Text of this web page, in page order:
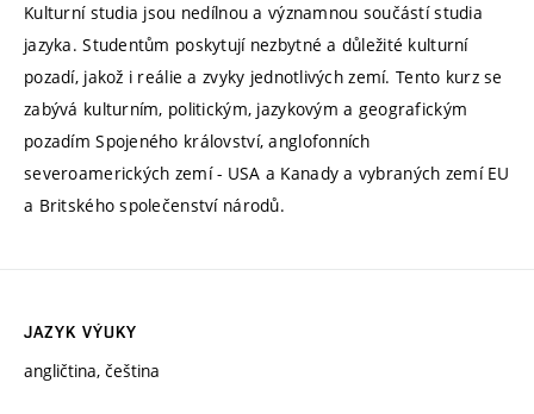
Kulturní studia jsou nedílnou a významnou součástí studia
jazyka. Studentům poskytují nezbytné a důležité kulturní
pozadí, jakož i reálie a zvyky jednotlivých zemí. Tento kurz se
zabývá kulturním, politickým, jazykovým a geografickým
pozadím Spojeného království, anglofonních
severoamerických zemí - USA a Kanady a vybraných zemí EU
a Britského společenství národů.
JAZYK VÝUKY
angličtina, čeština